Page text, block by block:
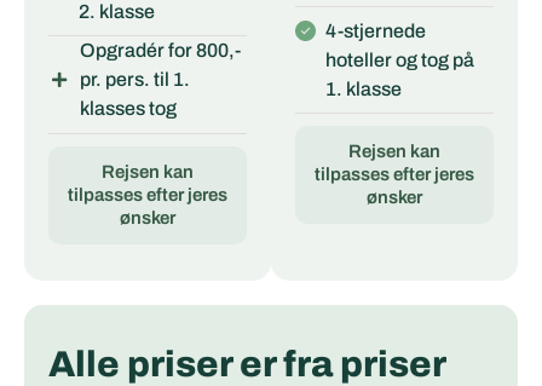
2. klasse
Opgradér for 800,-
pr. pers. til 1.
klasses tog
Rejsen kan
tilpasses efter jeres
ønsker
4-stjernede
hoteller og tog på
1. klasse
Rejsen kan
tilpasses efter jeres
ønsker
Alle priser er fra priser